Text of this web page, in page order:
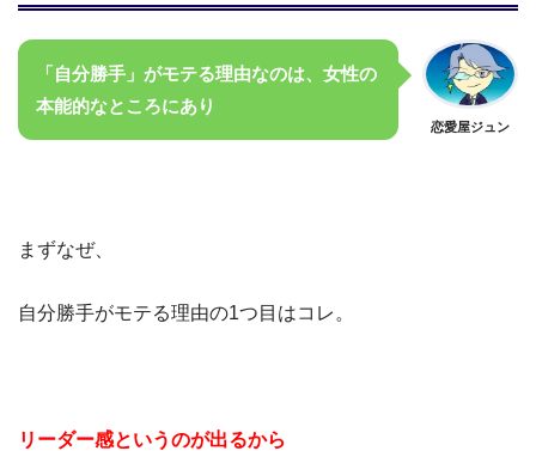
「自分勝手」がモテる理由なのは、女性の
本能的なところにあり
恋愛屋ジュン
まずなぜ、
自分勝手がモテる理由の1つ目はコレ。
リーダー感というのが出るから